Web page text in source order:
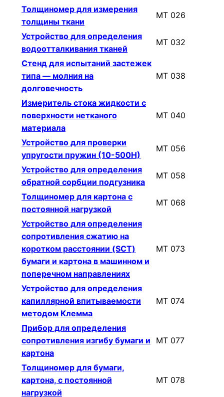
Толщиномер для измерения
толщины ткани
МТ 026
Устройство для определения
водоотталкивания тканей
МТ 032
Стенд для испытаний застежек
типа — молния на
долговечность
МТ 038
Измеритель стока жидкости с
поверхности нетканого
материала
МТ 040
Устройство для проверки
упругости пружин (10-500Н)
МТ 056
Устройство для определения
обратной сорбции подгузника
МТ 058
Толщиномер для картона с
постоянной нагрузкой
МТ 068
Устройство для определения
сопротивления сжатию на
коротком расстоянии (SCT)
бумаги и картона в машинном и
поперечном направлениях
МТ 073
Устройство для определения
капиллярной впитываемости
методом Клемма
МТ 074
Прибор для определения
сопротивления изгибу бумаги и
картона
МТ 077
Толщиномер для бумаги,
картона, с постоянной
нагрузкой
МТ 078